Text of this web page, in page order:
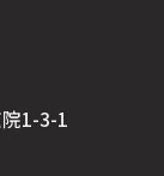
1-3-1